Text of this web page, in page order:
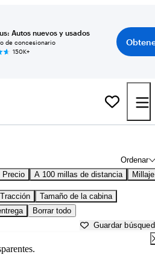
Autos nuevos y usados
de concesionario
150K+
Ordenar
Precio A 100 millas de distancia Millaje
Tracción
Tamaño de la cabina
Borrar todo
Guardar